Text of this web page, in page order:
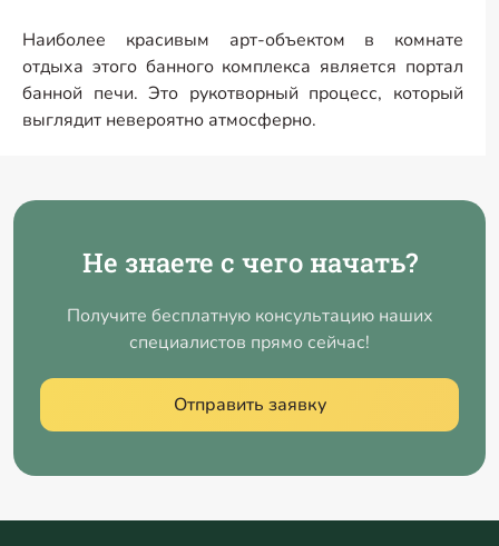
Наиболее красивым арт-объектом в комнате
отдыха этого банного комплекса является портал
банной печи. Это рукотворный процесс, который
выглядит невероятно атмосферно.
Не знаете с чего начать?
Получите бесплатную консультацию наших
специалистов прямо сейчас!
Отправить заявку